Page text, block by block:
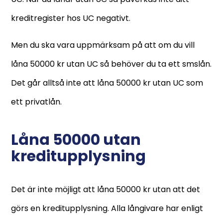
kreditregister hos UC negativt.
Men du ska vara uppmärksam på att om du vill
låna 50000 kr utan UC så behöver du ta ett smslån.
Det går alltså inte att låna 50000 kr utan UC som
ett privatlån.
Låna 50000 utan
kreditupplysning
Det är inte möjligt att låna 50000 kr utan att det
görs en kreditupplysning. Alla långivare har enligt